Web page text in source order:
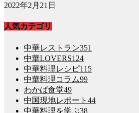
2022年2月21日
人気カテゴリ
中華レストラン351
中華LOVERS124
中華料理レシピ115
中華料理コラム99
わかば食堂49
中国現地レポート 44
中華料理を学ぶ38